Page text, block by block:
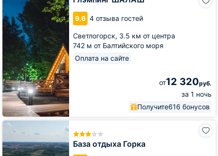
9.6 4 отзыва гостей
Светлогорск, 3.5 км от центра
742 м от Балтийского моря
Оплата на сайте
от12 320руб.
за 1 ночь
Получите616 бонусов
База отдыха Горка
База
Горка